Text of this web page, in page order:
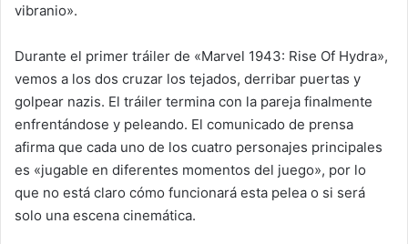
vibranio».
Durante el primer tráiler de «Marvel 1943: Rise Of Hydra»,
vemos a los dos cruzar los tejados, derribar puertas y
golpear nazis. El tráiler termina con la pareja finalmente
enfrentándose y peleando. El comunicado de prensa
afirma que cada uno de los cuatro personajes principales
es «jugable en diferentes momentos del juego», por lo
que no está claro cómo funcionará esta pelea o si será
solo una escena cinemática.